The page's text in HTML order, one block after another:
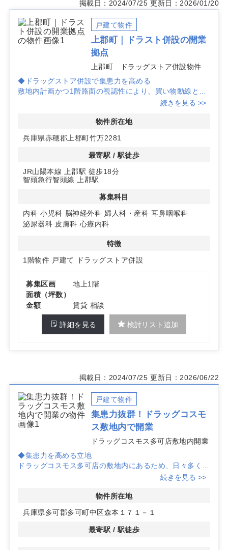
掲載日：2024/07/25 更新日：2026/01/20
戸建て物件
上郡町｜ドラスト併設の開業
拠点
上郡町 ドラッグストア併設物件
◆ドラッグストア併設で集患力を高める
敷地内計画かつ1階路面の視認性により、買い物動線と来
院動線の両立が期待できます。共有駐車場は90台以上を
戸建て物件として建築プランを一から検討可能です。面積
計画や動線設計の自由度が高く、内科・小児科・耳鼻咽喉
計画です。
◆エリアとアクセスのバランス
所在地は兵庫県赤穂郡上郡町竹万。JR山陽本線・智頭急
行の上郡駅が利用可能で、徒歩18分の距離です。日常利
用が見込まれるドラッグストア併設により、地域の生活導
続きを見る >>
物件所在地
兵庫県赤穂郡上郡町竹万2281
最寄駅 / 駅徒歩
JR山陽本線 上郡駅 徒歩18分
智頭急行智頭線 上郡駅
募集科目
内科 小児科 脳神経外科 婦人科・産科 耳鼻咽喉科
泌尿器科 皮膚科 心療内科
特徴
1階物件 戸建て ドラッグストア併設
募集区画
地上1階
面積（坪数）
金額
賃貸 相談
詳細を見る 検討リスト追加
掲載日：2024/07/25 更新日：2026/06/22
戸建て物件
集患力抜群！ドラッグコスモ
ス敷地内で開業
ドラッグコスモス多可店敷地内開業
◆集患力を高める立地
ドラッグコスモス多可店の敷地内にあるため、日々多くの
来店客が訪れ、クリニックの認知度向上に繋がります。特
100台以上の駐車スペースを確保しており、車で来院され
る患者様にも安心のアクセスが可能です。車社会の地域に
続きを見る >>
物件所在地
兵庫県多可郡多可町中区森本１７１－１
最寄駅 / 駅徒歩